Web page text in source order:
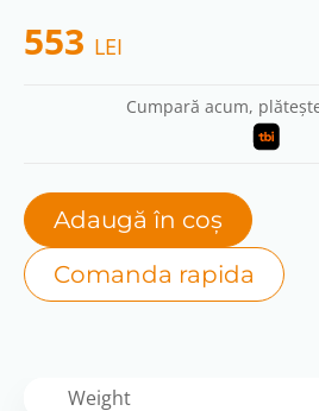
553 LEI
Cumpară acum,
Adaugă în coș
Comanda rapida
Weight